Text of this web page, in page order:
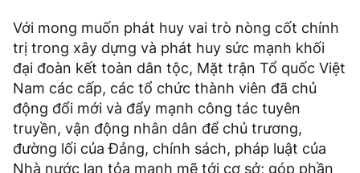
Với mong muốn phát huy vai trò nòng cốt chính
trị trong xây dựng và phát huy sức mạnh khối
đại đoàn kết toàn dân tộc, Mặt trận Tổ quốc Việt
Nam các cấp, các tổ chức thành viên đã chủ
động đổi mới và đẩy mạnh công tác tuyên
truyền, vận động nhân dân để chủ trương,
đường lối của Đảng, chính sách, pháp luật của
Nhà nước lan tỏa mạnh mẽ tới cơ sở; góp phần